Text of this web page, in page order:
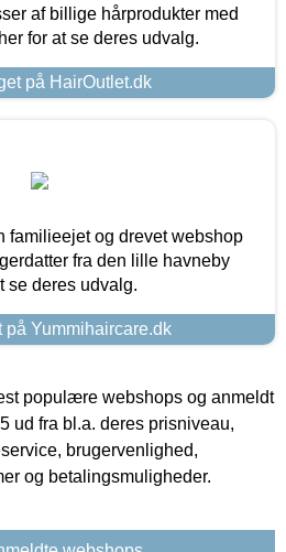
af billige hårprodukter med
for at se deres udvalg.
på HairOutlet.dk
familieejet og drevet webshop
fra den lille havneby
se deres udvalg.
på Yummihaircare.dk
populære webshops og anmeldt
ud fra bl.a. deres prisniveau,
brugervenlighed,
og betalingsmuligheder.